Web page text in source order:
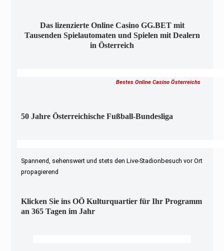
Das lizenzierte Online Casino GG.BET mit
Tausenden Spielautomaten und Spielen mit Dealern
in Österreich
Bestes Online Casino Österreichs
50 Jahre Österreichische Fußball-Bundesliga
Spannend, sehenswert und stets den Live-Stadionbesuch vor Ort
propagierend
Klicken Sie ins OÖ Kulturquartier für Ihr Programm
an 365 Tagen im Jahr